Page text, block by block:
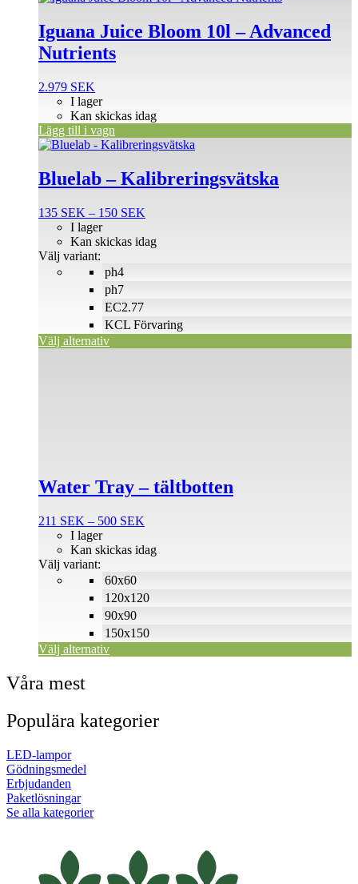
Iguana Juice Bloom 10l – Advanced
Nutrients
2.979 SEK
I lager
Kan skickas idag
Lägg till i vagn
Bluelab – Kalibreringsvätska
135 SEK – 150 SEK
till
ph4
ph7
EC2.77
KCL Förvaring
I lager
Kan skickas idag
Välj variant:
Välj alternativ
Den
produkten
har
varianter.
olika
alternativen
Water Tray – tältbotten
211 SEK – 500 SEK
till
60x60
120x120
90x90
150x150
I lager
Kan skickas idag
Välj variant:
Välj alternativ
kan
väljas
produktsidan
Våra mest
Populära kategorier
LED-lampor
Gödningsmedel
Erbjudanden
Paketlösningar
Se alla kategorier